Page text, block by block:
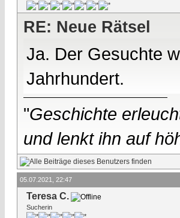
RE: Neue Rätsel
Ja. Der Gesuchte
Jahrhundert.
"Geschichte
und lenkt ihn auf
05.07.2021, 22:47
Teresa C.
Sucherin